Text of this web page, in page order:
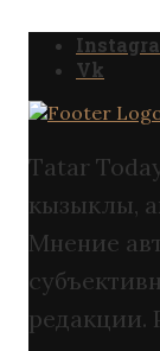
Vk
Tatar
кызыклы,
Мнение
редакции.